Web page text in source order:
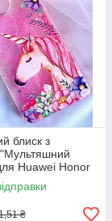
блиск з
Huawei Honor
₴